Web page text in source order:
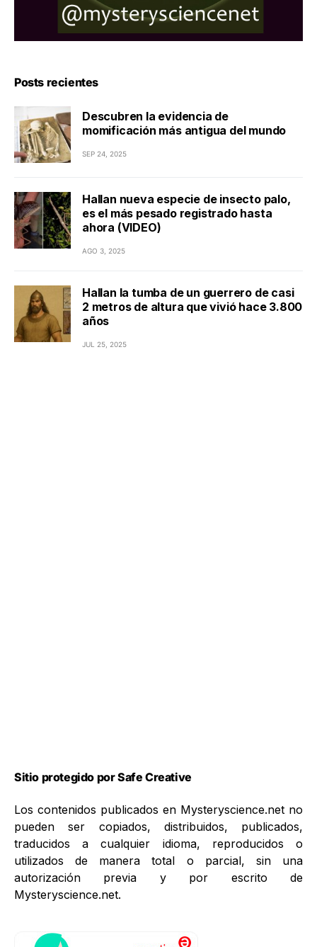
Posts recientes
Descubren la evidencia de
momificación más antigua del mundo
SEP 24, 2025
Hallan nueva especie de insecto palo,
es el más pesado registrado hasta
ahora (VIDEO)
AGO 3, 2025
Hallan la tumba de un guerrero de casi
2 metros de altura que vivió hace 3.800
años
JUL 25, 2025
Sitio protegido por Safe Creative
Los contenidos publicados en Mysteryscience.net no
pueden ser copiados, distribuidos, publicados,
traducidos a cualquier idioma, reproducidos o
utilizados de manera total o parcial, sin una
autorización previa y por escrito de
Mysteryscience.net.